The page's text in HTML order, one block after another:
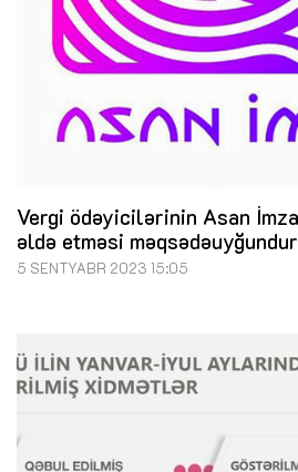
Vergi ödəyicilərinin Asan
əldə etməsi məqsədəuyğundur
5 SENTYABR 2023 15:05